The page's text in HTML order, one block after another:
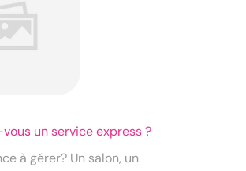
un service express ?
à gérer? Un salon, un